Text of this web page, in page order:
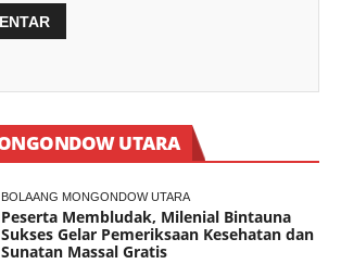
UTARA
BOLAANG MONGONDOW UTARA
Peserta Membludak, Milenial Bintauna
Sukses Gelar Pemeriksaan Kesehatan dan
Sunatan Massal Gratis